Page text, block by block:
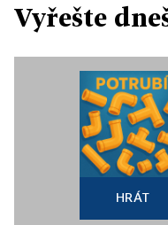
Vyřešte
HRÁT